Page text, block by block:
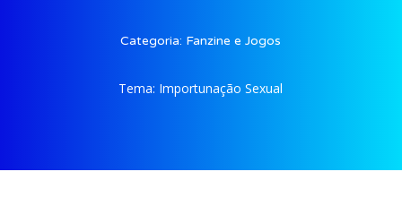
Categoria: Fanzine e Jogos
Tema: Importunação Sexual